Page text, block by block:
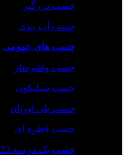
چسب درزگیر
چسب آب بندی
چسب های عمومی
چسب واشرساز
چسب سیلیکون
چسب پلی اورتان
چسب قطره ای
چسب یک دو سه 123